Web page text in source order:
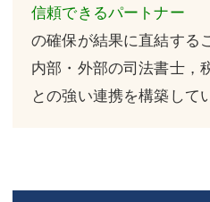
埼玉事務所 (さいたま市)
川口事務所（埼玉県川口市）
川口事務所（埼玉県川口市）
お問い合せフォーム
信頼できるパートナー
の確保が結果に直結する
内部・外部の司法書士，
との強い連携を構築して